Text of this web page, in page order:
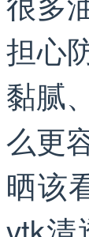
担心
黏腻
么更
晒该